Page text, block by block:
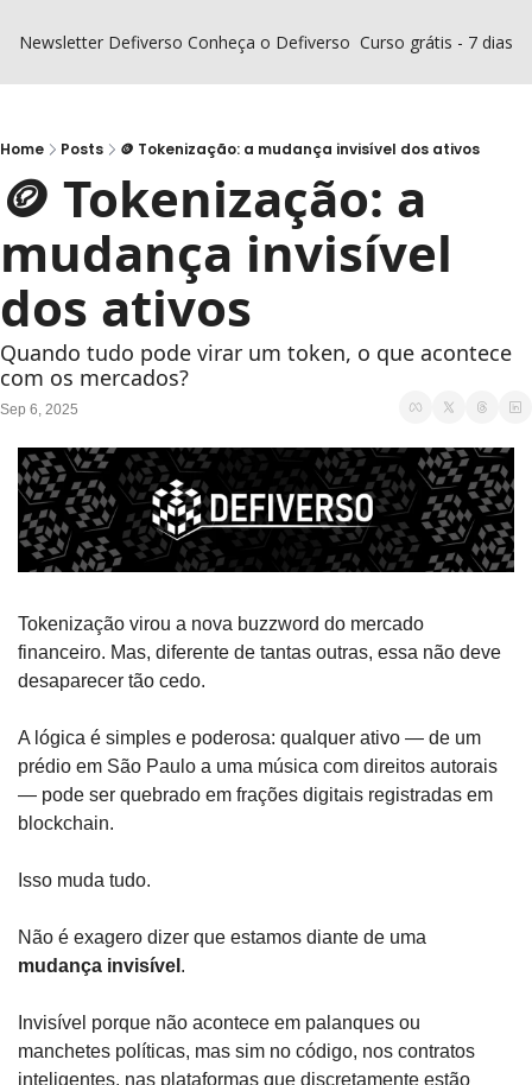
Newsletter Defiverso Conheça o Defiverso Curso grátis - 7 dias
Home Posts 🪙 Tokenização: a mudança invisível dos ativos
🪙 Tokenização: a
mudança invisível
dos ativos
Quando tudo pode virar um token, o que acontece
com os mercados?
Sep 6, 2025
Tokenização virou a nova buzzword do mercado
financeiro. Mas, diferente de tantas outras, essa não deve
desaparecer tão cedo.
A lógica é simples e poderosa: qualquer ativo — de um
prédio em São Paulo a uma música com direitos autorais
— pode ser quebrado em frações digitais registradas em
blockchain.
Isso muda tudo.
mudança invisível .
Invisível porque não acontece em palanques ou
manchetes políticas, mas sim no código, nos contratos
inteligentes, nas plataformas que discretamente estão